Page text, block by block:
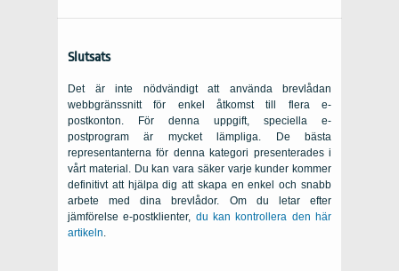
Slutsats
Det är inte nödvändigt att använda brevlådan
webbgränssnitt för enkel åtkomst till flera e-
postkonton. För denna uppgift, speciella e-
postprogram är mycket lämpliga. De bästa
representanterna för denna kategori presenterades i
vårt material. Du kan vara säker varje kunder kommer
definitivt att hjälpa dig att skapa en enkel och snabb
arbete med dina brevlådor. Om du letar efter
jämförelse e-postklienter, du kan kontrollera den här
artikeln.